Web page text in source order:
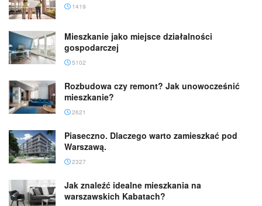
1419
Mieszkanie jako miejsce działalności
gospodarczej
5102
Rozbudowa czy remont? Jak unowocześnić
mieszkanie?
2621
Piaseczno. Dlaczego warto zamieszkać pod
Warszawą.
2327
Jak znaleźć idealne mieszkania na
warszawskich Kabatach?